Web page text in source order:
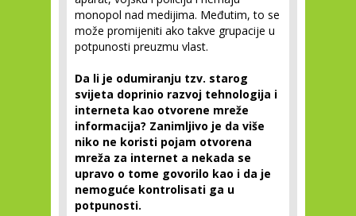
monopol nad medijima. Međutim, to se
može promijeniti ako takve grupacije u
potpunosti preuzmu vlast.
Da li je odumiranju tzv. starog
svijeta doprinio razvoj tehnologija i
interneta kao otvorene mreže
informacija? Zanimljivo je da više
niko ne koristi pojam otvorena
mreža za internet a nekada se
upravo o tome govorilo kao i da je
nemoguće kontrolisati ga u
potpunosti.